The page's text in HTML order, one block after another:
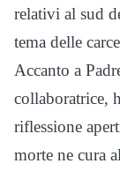
relativi al sud
tema delle
Accanto a
collaboratrice,
riflessione
morte ne cura